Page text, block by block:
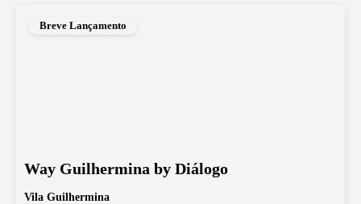
Breve Lançamento
Way Guilhermina by Diálogo
Vila Guilhermina